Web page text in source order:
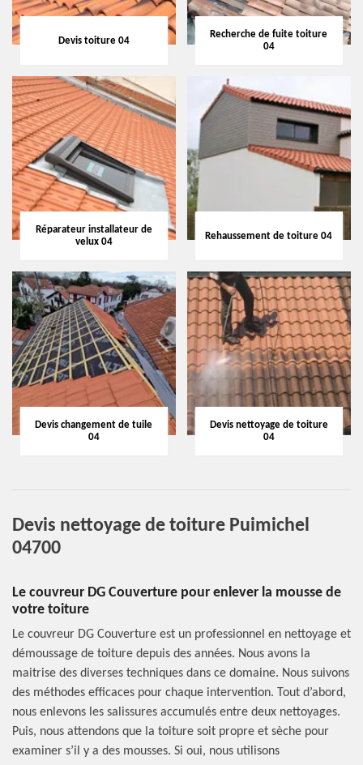
Devis toiture 04
Recherche de fuite toiture
04
Réparateur installateur de
velux 04
Rehaussement de toiture 04
Devis changement de tuile
04
Devis nettoyage de toiture
04
Devis nettoyage de toiture Puimichel
04700
Le couvreur DG Couverture pour enlever la mousse de
votre toiture
Le couvreur DG Couverture est un professionnel en nettoyage et
démoussage de toiture depuis des années. Nous avons la
maitrise des diverses techniques dans ce domaine. Nous suivons
des méthodes efficaces pour chaque intervention. Tout d’abord,
nous enlevons les salissures accumulés entre deux nettoyages.
Puis, nous attendons que la toiture soit propre et sèche pour
examiner s’il y a des mousses. Si oui, nous utilisons